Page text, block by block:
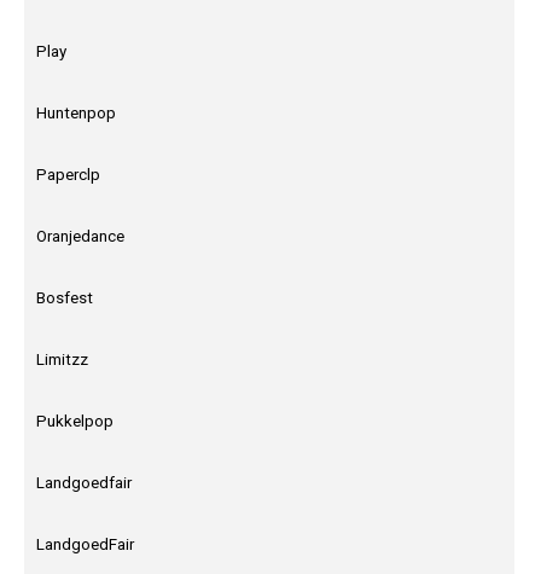
Play
Huntenpop
Paperclp
Oranjedance
Bosfest
Limitzz
Pukkelpop
Landgoedfair
LandgoedFair